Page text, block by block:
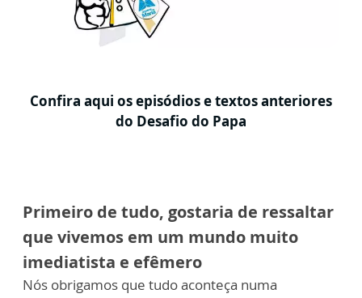
Confira aqui os episódios e textos anteriores
do Desafio do Papa
Primeiro de tudo, gostaria de ressaltar
que vivemos em um mundo muito
imediatista e efêmero
Nós obrigamos que tudo aconteça numa